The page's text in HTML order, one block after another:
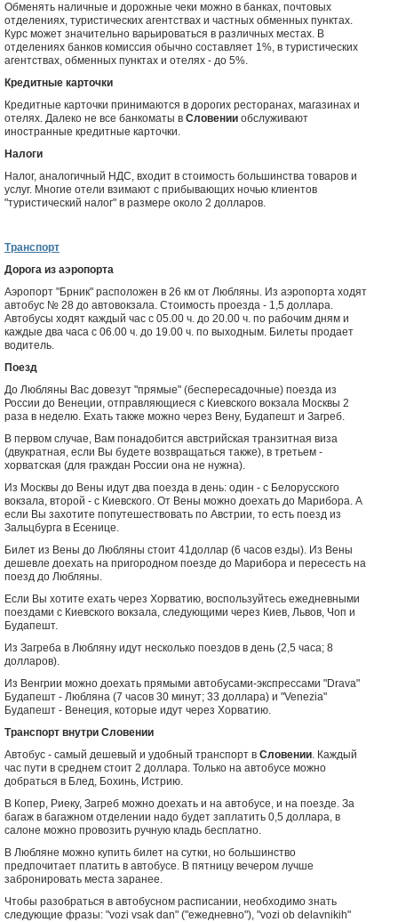
Обменять наличные и дорожные чеки можно в банках, почтовых
отделениях, туристических агентствах и частных обменных пунктах.
Курс может значительно варьироваться в различных местах. В
отделениях банков комиссия обычно составляет 1%, в туристических
агентствах, обменных пунктах и отелях - до 5%.
Кредитные карточки
Кредитные карточки принимаются в дорогих ресторанах, магазинах и
отелях. Далеко не все банкоматы в Словении обслуживают
иностранные кредитные карточки.
Налоги
Налог, аналогичный НДС, входит в стоимость большинства товаров и
услуг. Многие отели взимают с прибывающих ночью клиентов
"туристический налог" в размере около 2 долларов.
Транспорт
Дорога из аэропорта
Аэропорт "Брник" расположен в 26 км от Любляны. Из аэропорта ходят
автобус № 28 до автовокзала. Стоимость проезда - 1,5 доллара.
Автобусы ходят каждый час с 05.00 ч. до 20.00 ч. по рабочим дням и
каждые два часа с 06.00 ч. до 19.00 ч. по выходным. Билеты продает
водитель.
Поезд
До Любляны Вас довезут "прямые" (беспересадочные) поезда из
России до Венеции, отправляющиеся с Киевского вокзала Москвы 2
раза в неделю. Ехать также можно через Вену, Будапешт и Загреб.
В первом случае, Вам понадобится австрийская транзитная виза
(двукратная, если Вы будете возвращаться также), в третьем -
хорватская (для граждан России она не нужна).
Из Москвы до Вены идут два поезда в день: один - с Белорусского
вокзала, второй - с Киевского. От Вены можно доехать до Марибора. А
если Вы захотите попутешествовать по Австрии, то есть поезд из
Зальцбурга в Есенице.
Билет из Вены до Любляны стоит 41доллар (6 часов езды). Из Вены
дешевле доехать на пригородном поезде до Марибора и пересесть на
поезд до Любляны.
Если Вы хотите ехать через Хорватию, воспользуйтесь ежедневными
поездами с Киевского вокзала, следующими через Киев, Львов, Чоп и
Будапешт.
Из Загреба в Любляну идут несколько поездов в день (2,5 часа; 8
долларов).
Из Венгрии можно доехать прямыми автобусами-экспрессами "Drava"
Будапешт - Любляна (7 часов 30 минут; 33 доллара) и "Venezia"
Будапешт - Венеция, которые идут через Хорватию.
Транспорт внутри Словении
Автобус - самый дешевый и удобный транспорт в Словении. Каждый
час пути в среднем стоит 2 доллара. Только на автобусе можно
добраться в Блед, Бохинь, Истрию.
В Копер, Риеку, Загреб можно доехать и на автобусе, и на поезде. За
багаж в багажном отделении надо будет заплатить 0,5 доллара, в
салоне можно провозить ручную кладь бесплатно.
В Любляне можно купить билет на сутки, но большинство
предпочитает платить в автобусе. В пятницу вечером лучше
забронировать места заранее.
Чтобы разобраться в автобусном расписании, необходимо знать
следующие фразы: "vozi vsak dan" ("ежедневно"), "vozi ob delavnikih"